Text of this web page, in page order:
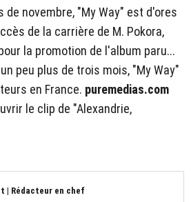
novembre, "My Way" est d'ores
de la carrière de M. Pokora,
la promotion de l'album paru...
peu plus de trois mois, "My Way"
en France. puremedias.com
le clip de "Alexandrie,
| Rédacteur en chef